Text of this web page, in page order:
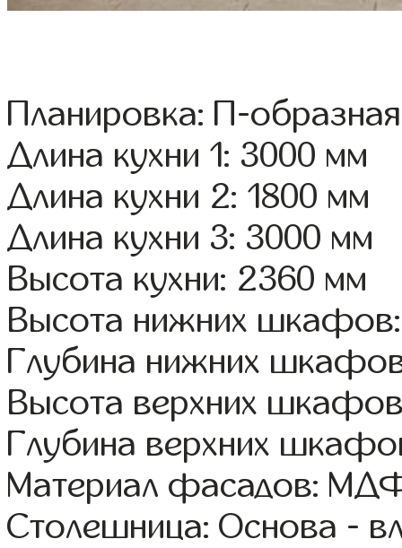
Планировка: П-образная
Длина кухни 1: 3000 мм
Длина кухни 2: 1800 мм
Длина кухни 3: 3000 мм
Высота кухни: 2360 мм
Высота нижних
Глубина нижних
Высота верхних
Глубина верхних
Материал фасадов:
Столешница: Основа -